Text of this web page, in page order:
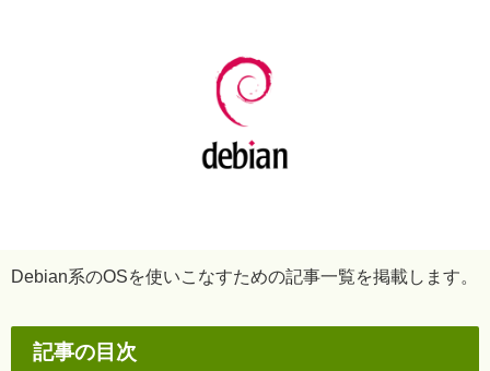
Debian系のOSを使いこなすための記事一覧を掲載します。
記事の目次